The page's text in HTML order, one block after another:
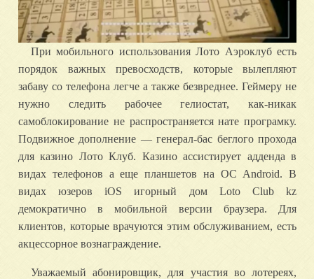
При мобильного использования Лото Аэроклуб есть
порядок важных превосходств, которые вылепляют
забаву со телефона легче а также безвреднее. Геймеру не
нужно следить рабочее гелиостат, как-никак
самоблокирование не распространяется нате програмку.
Подвижное дополнение — генерал-бас беглого прохода
для казино Лото Клуб. Казино ассистирует адденда в
видах телефонов а еще планшетов на ОС Android. В
видах юзеров iOS игорный дом Loto Club kz
демократично в мобильной версии браузера. Для
клиентов, которые врачуются этим обслуживанием, есть
акцессорное вознаграждение.
Уважаемый абонировщик, для участия во лотереях,